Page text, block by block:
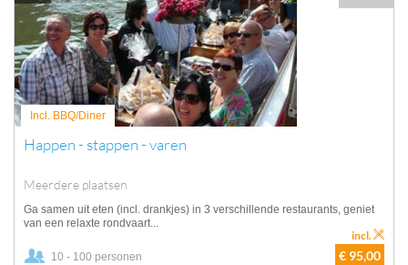
Incl. BBQ/Diner
Happen - stappen - varen
Meerdere plaatsen
Ga samen uit eten (incl. drankjes) in 3 verschillende restaurants, geniet
van een relaxte rondvaart...
10 - 100 personen € 95,00
incl.